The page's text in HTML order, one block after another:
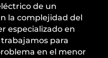
de un
la complejidad del
especializado en
trabajamos para
en el menor